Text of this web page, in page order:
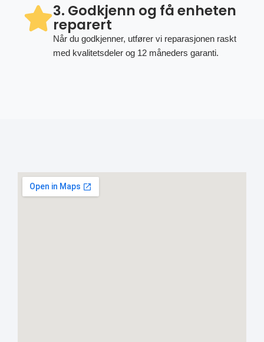
3. Godkjenn og få enheten
reparert
Når du godkjenner, utfører vi reparasjonen raskt
med kvalitetsdeler og 12 måneders garanti.